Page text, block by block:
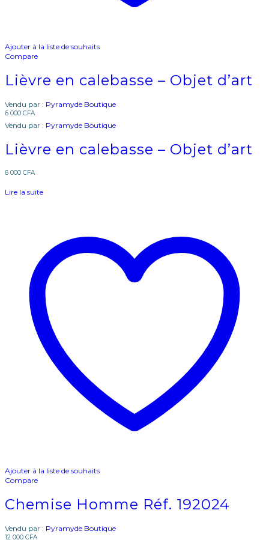
Ajouter à la liste de souhaits
Compare
Lièvre en calebasse – Objet d’art
Vendu par : Pyramyde Boutique
6 000 CFA
Vendu par : Pyramyde Boutique
Lièvre en calebasse – Objet d’art
6 000 CFA
Lire la suite
Ajouter à la liste de souhaits
Compare
Chemise Homme Réf. 192024
Vendu par : Pyramyde Boutique
12 000 CFA